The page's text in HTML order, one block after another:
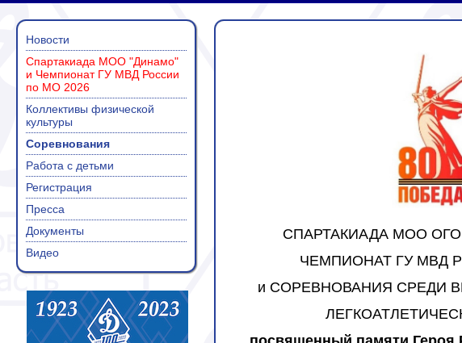
Новости
Спартакиада МОО "Динамо"
и Чемпионат ГУ МВД России
по МО 2026
Коллективы физической
культуры
Соревнования
Работа с детьми
Регистрация
Пресса
Документы
Видео
СПАРТАКИАДА МОО
ЧЕМПИОНАТ ГУ МВД
и СОРЕВНОВАНИЯ СРЕДИ